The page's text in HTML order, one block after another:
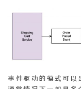
事件驱动的模式可以